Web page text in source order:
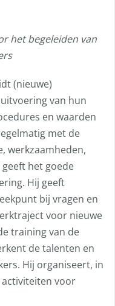
het begeleiden van
(nieuwe)
van hun
en waarden
met de
werkzaamheden,
het goede
Hij geeft
bij vragen en
voor nieuwe
training van de
de talenten en
Hij organiseert, in
activiteiten voor